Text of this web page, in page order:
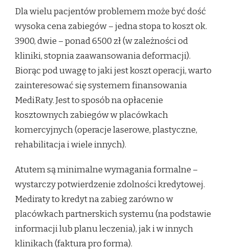
Dla wielu pacjentów problemem może być dość
wysoka cena zabiegów – jedna stopa to koszt ok.
3900, dwie – ponad 6500 zł (w zależności od
kliniki, stopnia zaawansowania deformacji).
Biorąc pod uwagę to jaki jest koszt operacji, warto
zainteresować się systemem finansowania
MediRaty. Jest to sposób na opłacenie
kosztownych zabiegów w placówkach
komercyjnych (operacje laserowe, plastyczne,
rehabilitacja i wiele innych).
Atutem są minimalne wymagania formalne –
wystarczy potwierdzenie zdolności kredytowej.
Mediraty to kredyt na zabieg zarówno w
placówkach partnerskich systemu (na podstawie
informacji lub planu leczenia), jak i w innych
klinikach (faktura pro forma).